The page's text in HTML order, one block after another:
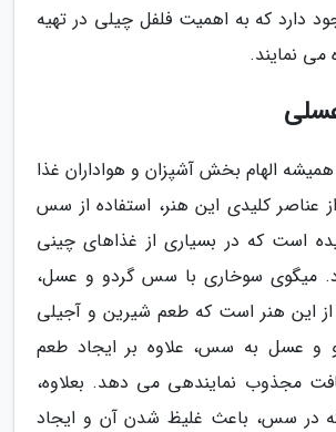
دارد که به اهمیت فلفل چیلی در تهیه
نمایند.
الهام بخش آشپزان و هواداران غذا
عناصر کلیدی این هنر، استفاده از سس
است که در بسیاری از غذاهای چینی
میگوی سوخاری با سس گردو و عسل،
این هنر است که طعم شیرین و آجیلی
و عسل به سس، علاوه بر ایجاد طعم
مجذوب نمایندهی می دهد. بعلاوه،
در سس، باعث غلیظ شدن آن و ایجاد